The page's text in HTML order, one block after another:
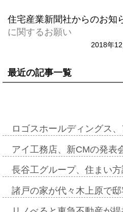
住宅産業新聞社からのお知
に関するお願い
2018年
最近の記事一覧
ロゴスホールディングス
アイ工務店、新CMの発
長谷工グループ、住まい
諸戸の家が代々木上原で